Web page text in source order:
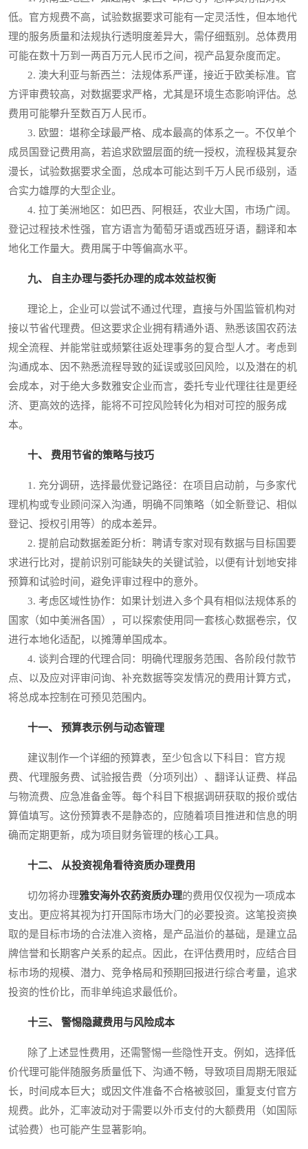
低。官方规费不高，试验数据要求可能有一定灵活性，但本地代
理的服务质量和法规执行透明度差异大，需仔细甄别。总体费用
可能在数十万到一两百万元人民币之间，视产品复杂度而定。
2. 澳大利亚与新西兰：法规体系严谨，接近于欧美标准。官
方评审费较高，对数据要求严格，尤其是环境生态影响评估。总
费用可能攀升至数百万人民币。
3. 欧盟：堪称全球最严格、成本最高的体系之一。不仅单个
成员国登记费用高，若追求欧盟层面的统一授权，流程极其复杂
漫长，试验数据要求全面，总成本可能达到千万人民币级别，适
合实力雄厚的大型企业。
4. 拉丁美洲地区：如巴西、阿根廷，农业大国，市场广阔。
登记过程技术性强，官方语言为葡萄牙语或西班牙语，翻译和本
地化工作量大。费用属于中等偏高水平。
九、 自主办理与委托办理的成本效益权衡
理论上，企业可以尝试不通过代理，直接与外国监管机构对
接以节省代理费。但这要求企业拥有精通外语、熟悉该国农药法
规全流程、并能常驻或频繁往返处理事务的复合型人才。考虑到
沟通成本、因不熟悉流程导致的延误或驳回风险，以及潜在的机
会成本，对于绝大多数雅安企业而言，委托专业代理往往是更经
济、更高效的选择，能将不可控风险转化为相对可控的服务成
本。
十、 费用节省的策略与技巧
1. 充分调研，选择最优登记路径：在项目启动前，与多家代
理机构或专业顾问深入沟通，明确不同策略（如全新登记、相似
登记、授权引用等）的成本差异。
2. 提前启动数据差距分析：聘请专家对现有数据与目标国要
求进行比对，提前识别可能缺失的关键试验，以便有计划地安排
预算和试验时间，避免评审过程中的意外。
3. 考虑区域性协作：如果计划进入多个具有相似法规体系的
国家（如中美洲各国），可以探索使用同一套核心数据卷宗，仅
进行本地化适配，以摊薄单国成本。
4. 谈判合理的代理合同：明确代理服务范围、各阶段付款节
点、以及应对评审问询、补充数据等突发情况的费用计算方式，
将总成本控制在可预见范围内。
十一、 预算表示例与动态管理
建议制作一个详细的预算表，至少包含以下科目：官方规
费、代理服务费、试验报告费（分项列出）、翻译认证费、样品
与物流费、应急准备金等。每个科目下根据调研获取的报价或估
算值填写。这份预算表不是静态的，应随着项目推进和信息的明
确而定期更新，成为项目财务管理的核心工具。
十二、 从投资视角看待资质办理费用
切勿将办理雅安海外农药资质办理的费用仅仅视为一项成本
支出。更应将其视为打开国际市场大门的必要投资。这笔投资换
取的是目标市场的合法准入资格，是产品溢价的基础，是建立品
牌信誉和长期客户关系的起点。因此，在评估费用时，应结合目
标市场的规模、潜力、竞争格局和预期回报进行综合考量，追求
投资的性价比，而非单纯追求最低价。
十三、 警惕隐藏费用与风险成本
除了上述显性费用，还需警惕一些隐性开支。例如，选择低
价代理可能伴随服务质量低下、沟通不畅，导致项目周期无限延
长，时间成本巨大；或因文件准备不合格被驳回，重复支付官方
规费。此外，汇率波动对于需要以外币支付的大额费用（如国际
试验费）也可能产生显著影响。